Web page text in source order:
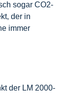
sogar CO2-
der in
immer
der LM 2000-